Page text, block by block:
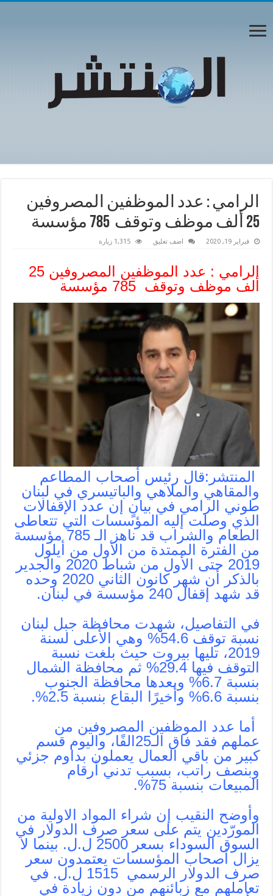
الرامي : عدد الموظفين المصروفين
25 ألف موظف وتوقف 785 مؤسسة
فبراير 19, 2020 اضف تعليق 1,315 زيارة
الرامي : عدد الموظفين المصروفين 25
ألف موظف وتوقف 785 مؤسسة
المنتشر:قال رئيس أصحاب المطاعم
والمقاهي والملاهي والباتيسري في لبنان
طوني الرامي في بيانٍ إن عدد الإقفالات
الذي وصلت إليه المؤسسات التي تتعاطى
الطعام والشراب قد ناهز الـ 785 مؤسسة
من الفترة الممتدة من الأول من أيلول
2019 حتى الأول من شباط 2020 والجدير
بالذكر أن شهر كانون الثاني 2020 وحده
قد شهد إقفال 240 مؤسسة في لبنان.
في التفاصيل، شهدت محافظة جبل لبنان
نسبة توقف 54.6% وهي الأعلى لسنة
2019، تليها بيروت حيث بلغت نسبة
التوقف فيها 29.4% ثم محافظة الشمال
بنسبة 6.7% وبعدها محافظة الجنوب
بنسبة 6.6% وأخيرًا البقاع بنسبة 2.5%.
أما عدد الموظفين المصروفين من
عملهم فقد فاق الـ25الفًا، واليوم قسم
كبير من باقي العمال يعملون بداوم جزئي
وبنصف راتب، بسبب تدني أرقام
المبيعات بنسبة 75%.
وأوضح النقيب إن شراء المواد الاولية من
المورّدين يتم على سعر صرف الدولار في
السوق السوداء بسعر 2500 ل.ل. بينما لا
يزال أصحاب المؤسسات يعتمدون سعر
صرف الدولار الرسمي 1515 ل.ل. في
تعاملهم مع زبائنهم من دون زيادة في